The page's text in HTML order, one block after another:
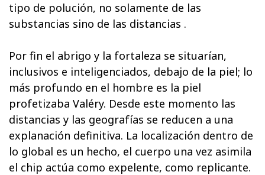
tipo de polución, no solamente de las
substancias sino de las distancias .
Por fin el abrigo y la fortaleza se situarían,
inclusivos e inteligenciados, debajo de la piel; lo
más profundo en el hombre es la piel
profetizaba Valéry. Desde este momento las
distancias y las geografías se reducen a una
explanación definitiva. La localización dentro de
lo global es un hecho, el cuerpo una vez asimila
el chip actúa como expelente, como replicante.